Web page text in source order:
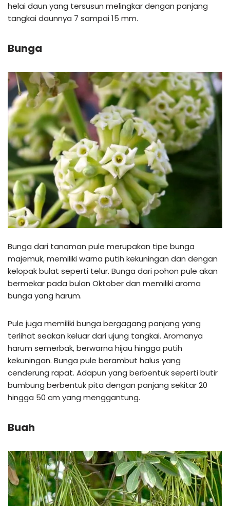
helai daun yang tersusun melingkar dengan panjang
tangkai daunnya 7 sampai 15 mm.
Bunga
Bunga dari tanaman pule merupakan tipe bunga
majemuk, memiliki warna putih kekuningan dan dengan
kelopak bulat seperti telur. Bunga dari pohon pule akan
bermekar pada bulan Oktober dan memiliki aroma
bunga yang harum.
Pule juga memiliki bunga bergagang panjang yang
terlihat seakan keluar dari ujung tangkai. Aromanya
harum semerbak, berwarna hijau hingga putih
kekuningan. Bunga pule berambut halus yang
cenderung rapat. Adapun yang berbentuk seperti butir
bumbung berbentuk pita dengan panjang sekitar 20
hingga 50 cm yang menggantung.
Buah